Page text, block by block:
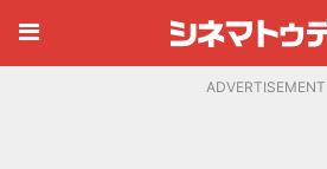
ADVERTISEMENT